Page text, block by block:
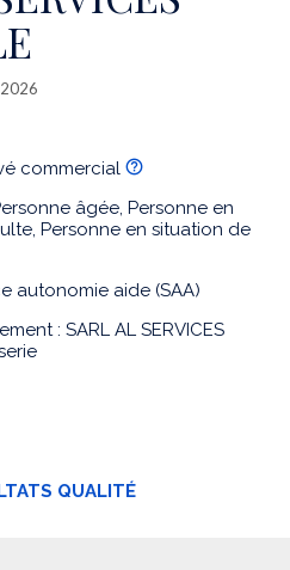
commercial
âgée, Personne en
Personne en situation de
autonomie aide (SAA)
: SARL AL SERVICES
QUALITÉ